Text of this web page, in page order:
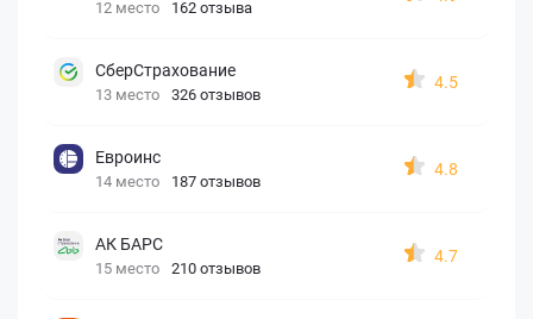
12 место 162 отзыва
СберСтрахование
13 место 326 отзывов
4.5
Евроинс
14 место 187 отзывов
4.8
АК БАРС
15 место 210 отзывов
4.7